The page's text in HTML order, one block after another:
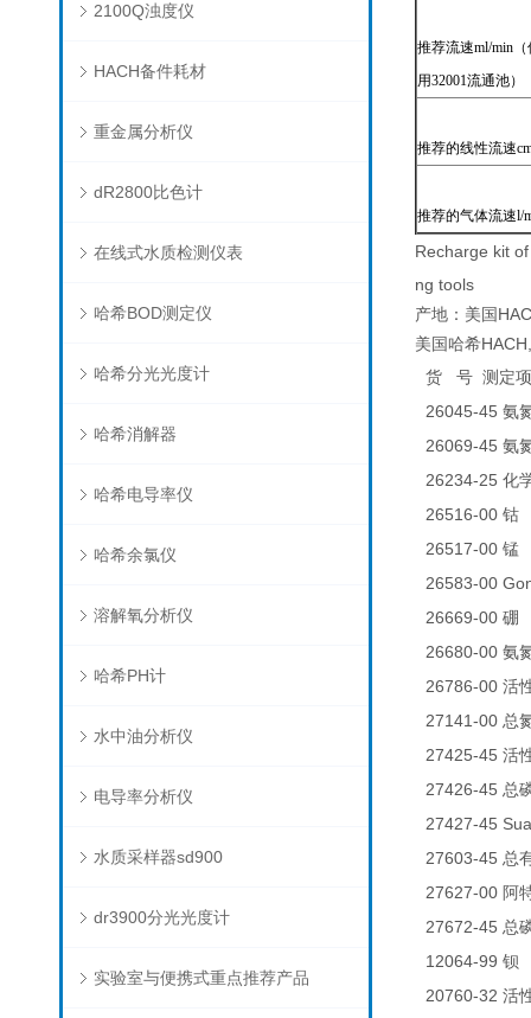
2100Q浊度仪
HACH备件耗材
重金属分析仪
dR2800比色计
在线式水质检测仪表
哈希BOD测定仪
哈希分光光度计
哈希消解器
哈希电导率仪
哈希余氯仪
溶解氧分析仪
哈希PH计
水中油分析仪
电导率分析仪
水质采样器sd900
dr3900分光光度计
实验室与便携式重点推荐产品
推荐流速ml/min（
用32001流通池）
推荐的线性流速
推荐的气体流速l/
Recharge kit
ng tools
产地：美国
美国哈希
货 号 测定
26045-45 氨
26069-45 氨
26234-25 化
26516-00 钴
26517-00 锰
26583-00
26669-00 硼
26680-00 氨
26786-00 活
27141-00 总
27425-45 活
27426-45 总
27427-45
27603-45 总
27627-00 阿
27672-45 总
12064-99 钡
20760-32 活